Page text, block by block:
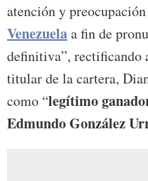
atención y
Venezuelaa fin de
definitiva”, rectificando
titular de la cartera,
como “legítimo
Edmundo González